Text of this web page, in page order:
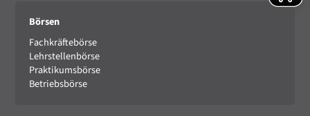
Börsen
Fachkräftebörse
Lehrstellenbörse
Praktikumsbörse
Betriebsbörse